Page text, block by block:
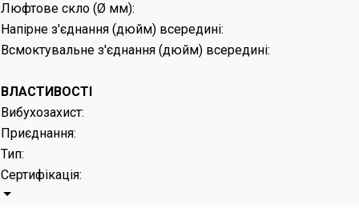
Люфтове скло (Ø мм):
Напірне з'єднання (дюйм) всередині:
Всмоктувальне з'єднання (дюйм) всередині:
ВЛАСТИВОСТІ
Вибухозахист:
Приєднання:
Тип:
Сертифікація: